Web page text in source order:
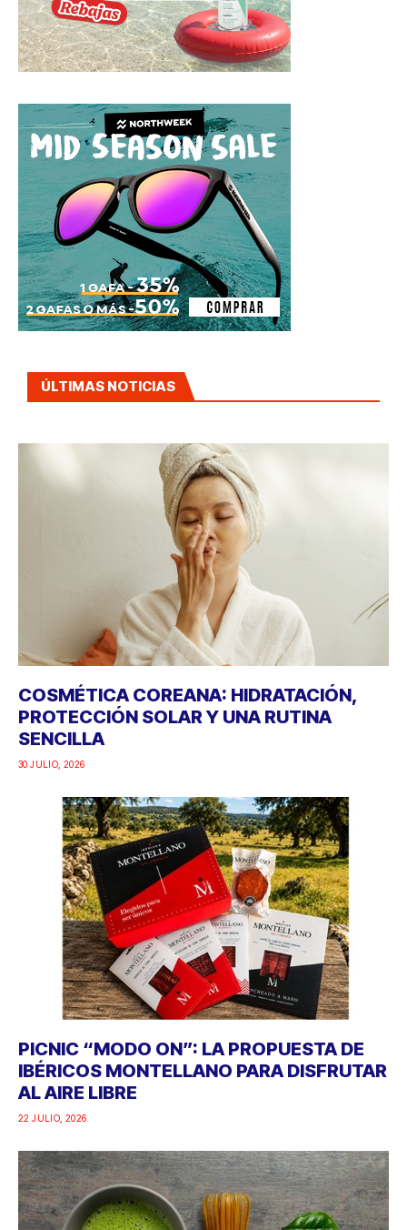
ÚLTIMAS NOTICIAS
COSMÉTICA COREANA: HIDRATACIÓN,
PROTECCIÓN SOLAR Y UNA RUTINA
SENCILLA
30 JULIO, 2026
PICNIC “MODO ON”: LA PROPUESTA DE
IBÉRICOS MONTELLANO PARA DISFRUTAR
AL AIRE LIBRE
22 JULIO, 2026